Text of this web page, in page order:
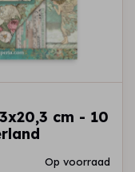
cm - 10
Op voorraad